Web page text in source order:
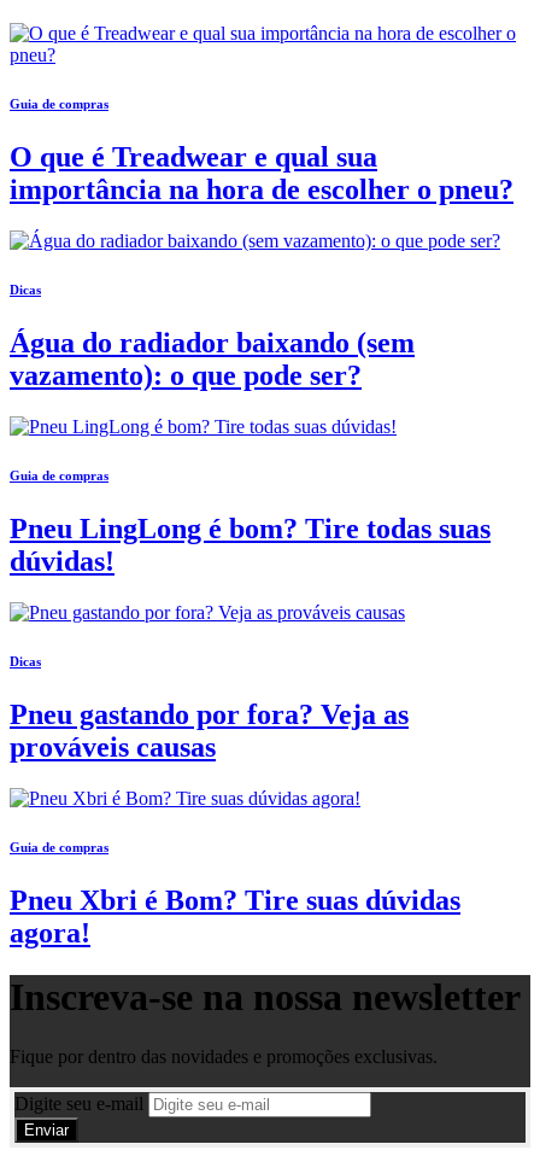
Guia de compras
O que é Treadwear e qual sua
importância na hora de escolher o pneu?
Dicas
Água do radiador baixando (sem
vazamento): o que pode ser?
Guia de compras
Pneu LingLong é bom? Tire todas suas
dúvidas!
Dicas
Pneu gastando por fora? Veja as
prováveis causas
Guia de compras
Pneu Xbri é Bom? Tire suas dúvidas
agora!
Inscreva-se na nossa newsletter
Fique por dentro das novidades e promoções exclusivas.
Digite seu e-mail